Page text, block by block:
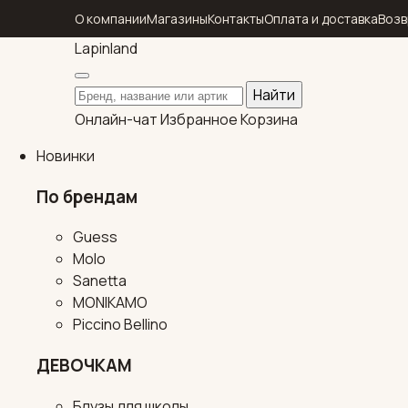
О компанииМагазиныКонтактыОплата и доставка
Lapinland
Поиск по каталогу
Найти
Онлайн-чатИзбранноеКорзина
Новинки
По брендам
Guess
Molo
Sanetta
MONIKAMO
Piccino Bellino
ДЕВОЧКАМ